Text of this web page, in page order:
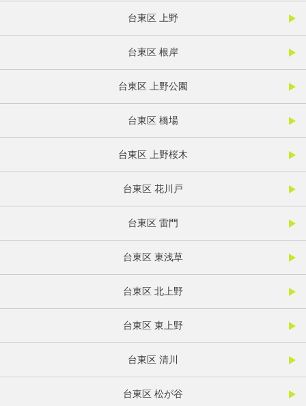
台東区 上野
台東区 根岸
台東区 上野公園
台東区 橋場
台東区 上野桜木
台東区 花川戸
台東区 雷門
台東区 東浅草
台東区 北上野
台東区 東上野
台東区 清川
台東区 松が谷